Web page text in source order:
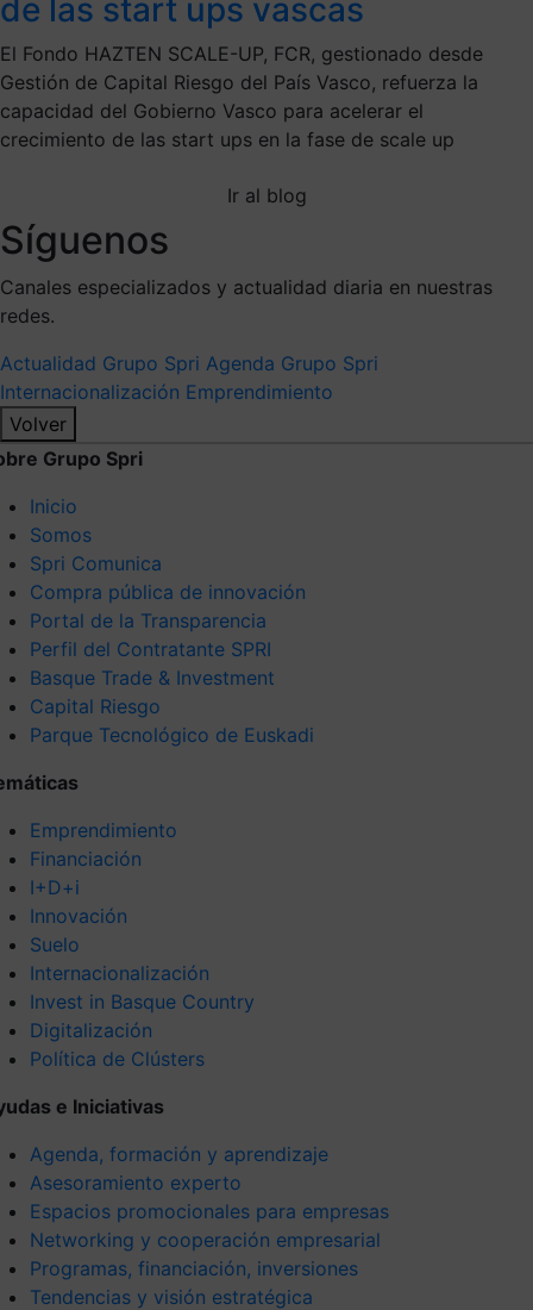
de las start ups vascas
El Fondo HAZTEN SCALE-UP, FCR, gestionado desde
Gestión de Capital Riesgo del País Vasco, refuerza la
capacidad del Gobierno Vasco para acelerar el
crecimiento de las start ups en la fase de scale up
Ir al blog
Síguenos
Canales especializados y actualidad diaria en nuestras
redes.
Actualidad Grupo Spri Agenda Grupo Spri
Internacionalización Emprendimiento
Volver
Grupo Spri
Inicio
Somos
Spri Comunica
Compra pública de innovación
Portal de la Transparencia
Perfil del Contratante SPRI
Basque Trade & Investment
Capital Riesgo
Parque Tecnológico de Euskadi
Emprendimiento
Financiación
I+D+i
Innovación
Suelo
Internacionalización
Invest in Basque Country
Digitalización
Política de Clústers
e Iniciativas
Agenda, formación y aprendizaje
Asesoramiento experto
Espacios promocionales para empresas
Networking y cooperación empresarial
Programas, financiación, inversiones
Tendencias y visión estratégica